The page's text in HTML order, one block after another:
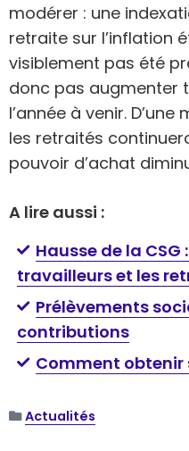
modérer : une
retraite sur l’inflation
visiblement pas été
donc pas augmenter
l’année à venir.
les retraités
pouvoir d’achat
A lire aussi :
Hausse de la
travailleurs et les
Prélèvements
contributions
Comment obtenir
Actualités